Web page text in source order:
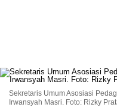
Sekretaris Umum Asosiasi
Irwansyah Masri. Foto: Rizky